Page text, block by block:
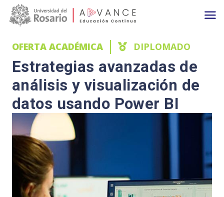
Pasar al contenido principal
Main navigation
OFERTA ACADÉMICA DIPLOMADO
Estrategias avanzadas de
análisis y visualización de
datos usando Power BI